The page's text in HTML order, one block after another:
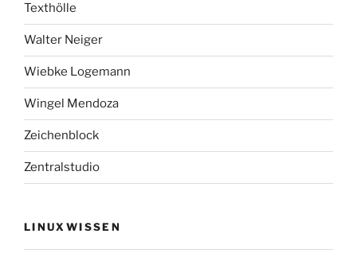
Texthölle
Walter Neiger
Wiebke Logemann
Wingel Mendoza
Zeichenblock
Zentralstudio
LINUXWISSEN